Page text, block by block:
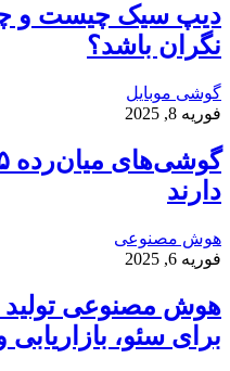
نگران باشد؟
گوشی موبایل
فوریه 8, 2025
دارند
هوش مصنوعی
فوریه 6, 2025
هوش مصنوعی تولید
برای سئو، بازاریابی